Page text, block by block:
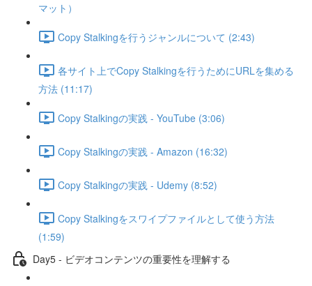
マット）
Copy Stalkingを行うジャンルについて (2:43)
各サイト上でCopy Stalkingを行うためにURLを集める
方法 (11:17)
Copy Stalkingの実践 - YouTube (3:06)
Copy Stalkingの実践 - Amazon (16:32)
Copy Stalkingの実践 - Udemy (8:52)
Copy Stalkingをスワイプファイルとして使う方法
(1:59)
Day5 - ビデオコンテンツの重要性を理解する